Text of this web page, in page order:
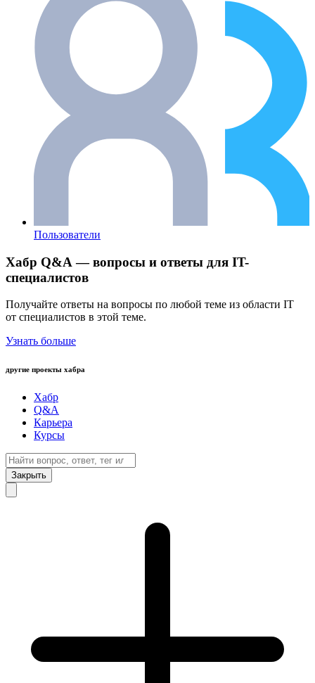
Пользователи
Хабр Q&A — вопросы и ответы для IT-
специалистов
Получайте ответы на вопросы по любой теме из области IT
от специалистов в этой теме.
Узнать больше
другие проекты хабра
Хабр
Q&A
Карьера
Курсы
Закрыть